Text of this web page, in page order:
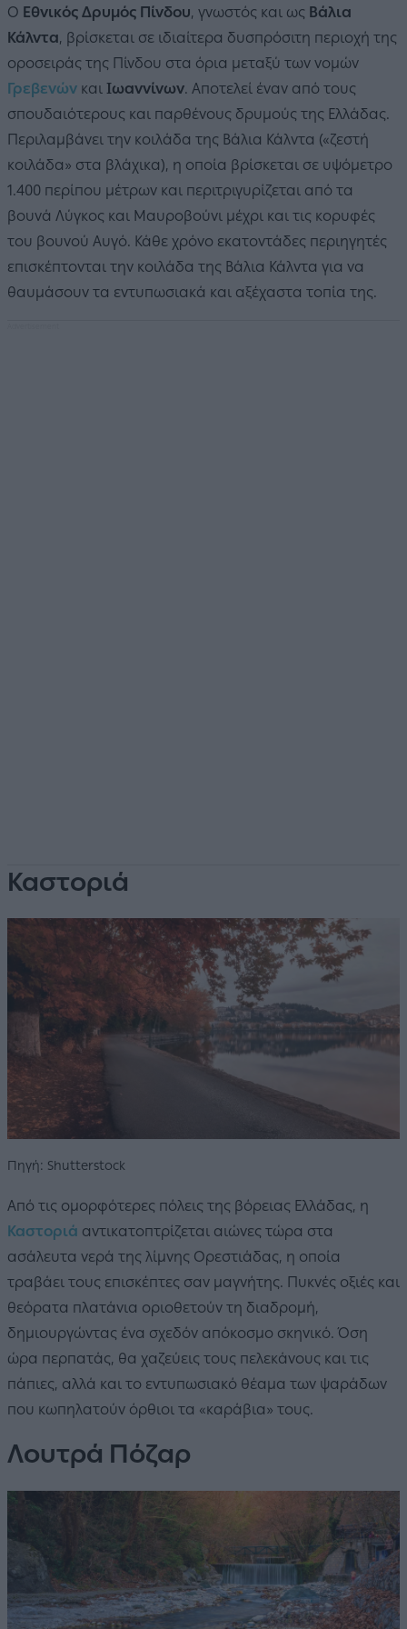
Ο Εθνικός Δρυμός Πίνδου, γνωστός και ως Βάλια
Κάλντα, βρίσκεται σε ιδιαίτερα δυσπρόσιτη περιοχή της
οροσειράς της Πίνδου στα όρια μεταξύ των νομών
Γρεβενών και Ιωαννίνων. Αποτελεί έναν από τους
σπουδαιότερους και παρθένους δρυμούς της Ελλάδας.
Περιλαμβάνει την κοιλάδα της Βάλια Κάλντα («ζεστή
κοιλάδα» στα βλάχικα), η οποία βρίσκεται σε υψόμετρο
1.400 περίπου μέτρων και περιτριγυρίζεται από τα
βουνά Λύγκος και Μαυροβούνι μέχρι και τις κορυφές
του βουνού Αυγό. Κάθε χρόνο εκατοντάδες περιηγητές
επισκέπτονται την κοιλάδα της Βάλια Κάλντα για να
θαυμάσουν τα εντυπωσιακά και αξέχαστα τοπία της.
Καστοριά
Πηγή: Shutterstock
Από τις ομορφότερες πόλεις της βόρειας Ελλάδας, η
Καστοριά αντικατοπτρίζεται αιώνες τώρα στα
ασάλευτα νερά της λίμνης Ορεστιάδας, η οποία
τραβάει τους επισκέπτες σαν μαγνήτης. Πυκνές οξιές και
θεόρατα πλατάνια οριοθετούν τη διαδρομή,
δημιουργώντας ένα σχεδόν απόκοσμο σκηνικό. Όση
ώρα περπατάς, θα χαζεύεις τους πελεκάνους και τις
πάπιες, αλλά και το εντυπωσιακό θέαμα των ψαράδων
που κωπηλατούν όρθιοι τα «καράβια» τους.
Λουτρά Πόζαρ